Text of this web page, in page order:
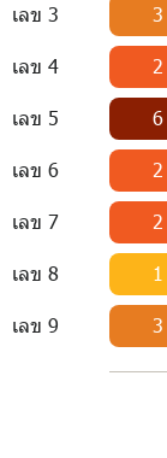
เลข 3 3
เลข 4 2
เลข 5 6
เลข 6 2
เลข 7 2
เลข 8 1
เลข 9 3